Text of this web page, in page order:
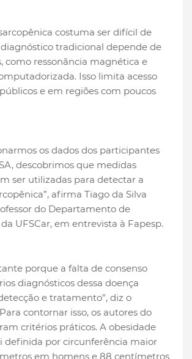
costuma ser difícil de
tradicional depende de
como ressonância magnética e
Isso limita acesso
e em regiões com poucos
os dados dos participantes
descobrimos que medidas
ser utilizadas para detectar a
afirma Tiago da Silva
do Departamento de
UFSCar, em entrevista à Fapesp.
porque a falta de consenso
diagnósticos dessa doença
e tratamento”, diz o
contornar isso, os autores do
critérios práticos. A obesidade
definida por circunferência maior
em homens e 88 centímetros